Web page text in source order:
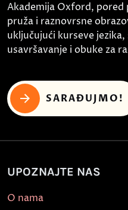
Akademija Oxford, pored
pruža i raznovrsne
uključujući kurseve
usavršavanje i obuke za
SARAĐUJMO!
UPOZNAJTE NAS
O nama